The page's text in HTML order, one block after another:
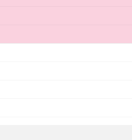
Nastavi kupovinu